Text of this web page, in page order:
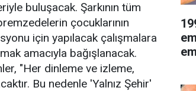
buluşacak. Şarkının tüm
çocuklarının
için yapılacak çalışmalara
amacıyla bağışlanacak.
"Her dinleme ve izleme,
Bu nedenle 'Yalnız Şehir'